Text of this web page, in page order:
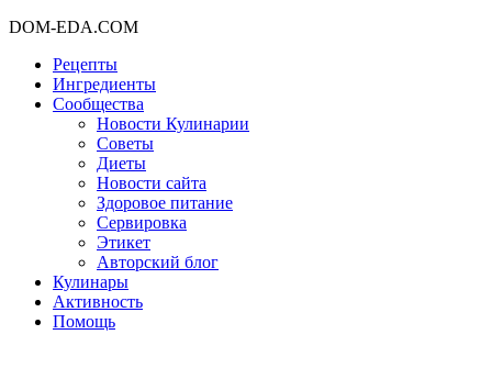
DOM-EDA.COM
Рецепты
Ингредиенты
Сообщества
Новости Кулинарии
Советы
Диеты
Новости сайта
Здоровое питание
Сервировка
Этикет
Авторский блог
Кулинары
Активность
Помощь